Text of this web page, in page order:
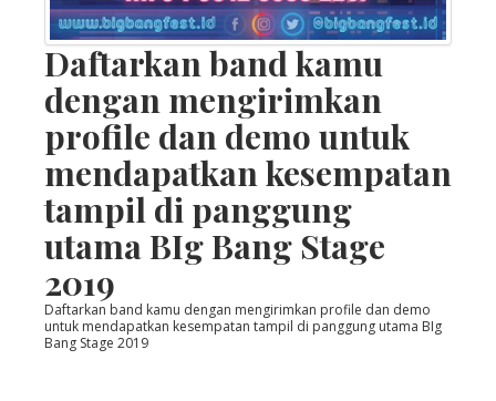
Daftarkan band kamu
dengan mengirimkan
profile dan demo untuk
mendapatkan kesempatan
tampil di panggung
utama BIg Bang Stage
2019
Daftarkan band kamu dengan mengirimkan profile dan demo
untuk mendapatkan kesempatan tampil di panggung utama BIg
Bang Stage 2019